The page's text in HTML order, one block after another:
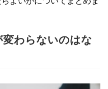
わらないのはな